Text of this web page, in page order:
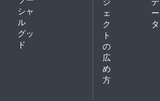
シャ
ル
グッ
ド
ェ
ク
ト
の
広
め
方
ー
タ